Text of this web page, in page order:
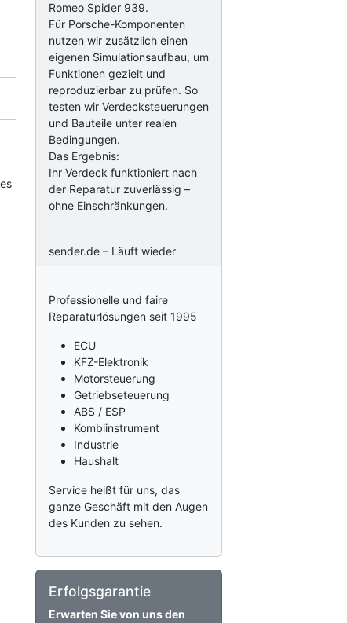
Romeo Spider 939.
Für Porsche-Komponenten
nutzen wir zusätzlich einen
eigenen Simulationsaufbau, um
Funktionen gezielt und
reproduzierbar zu prüfen. So
testen wir Verdecksteuerungen
und Bauteile unter realen
Bedingungen.
Das Ergebnis:
Ihr Verdeck funktioniert nach
der Reparatur zuverlässig –
ohne Einschränkungen.
sender.de – Läuft wieder
Professionelle und faire
Reparaturlösungen seit 1995
ECU
KFZ-Elektronik
Motorsteuerung
Getriebseteuerung
ABS / ESP
Kombiinstrument
Industrie
Haushalt
Service heißt für uns, das
ganze Geschäft mit den Augen
des Kunden zu sehen.
Erfolgsgarantie
Erwarten Sie von uns den